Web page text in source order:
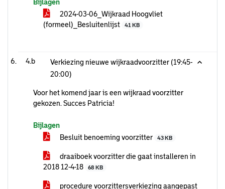
Bijlagen
2024-03-06_Wijkraad Hoogvliet
(formeel)_Besluitenlijst
41 KB
4.b
Verkiezing nieuwe wijkraadvoorzitter (19:45-
20:00)
Voor het komend jaar is een wijkraad voorzitter
gekozen. Succes Patricia!
Bijlagen
Besluit benoeming voorzitter
43 KB
draaiboek voorzitter die gaat installeren in
2018 12-4-18
68 KB
procedure voorzittersverkiezing aangepast